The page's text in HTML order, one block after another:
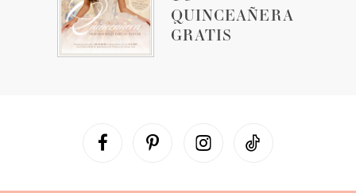
QUINCEAÑERA
GRATIS